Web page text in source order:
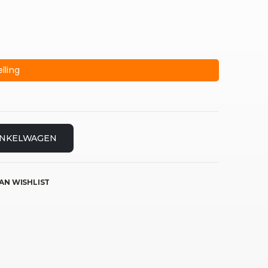
WISHLIST